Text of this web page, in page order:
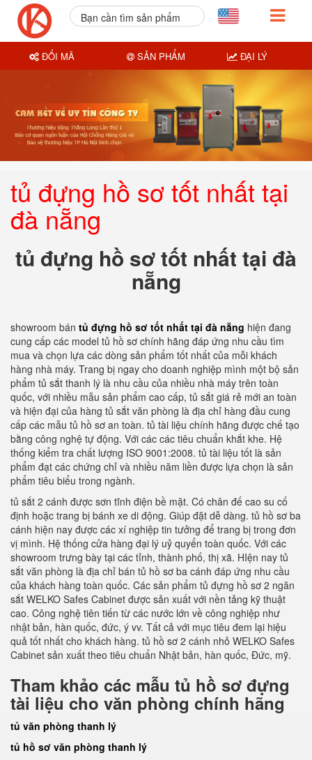
tủ đựng hồ sơ tốt nhất tại
đà nẵng
tủ đựng hồ sơ tốt nhất tại đà
nẵng
showroom bán tủ đựng hồ sơ tốt nhất tại đà nẵng hiện đang
cung cấp các model tủ hồ sơ chính hãng đáp ứng nhu cầu tìm
mua và chọn lựa các dòng sản phẩm tốt nhất của mỗi khách
hàng nhà máy. Trang bị ngay cho doanh nghiệp mình một bộ sản
phẩm tủ sắt thanh lý là nhu cầu của nhiều nhà máy trên toàn
quốc, với nhiều mẫu sản phẩm cao cấp, tủ sắt giá rẻ mới an toàn
và hiện đại của hàng tủ sắt văn phòng là địa chỉ hàng đầu cung
cấp các mẫu tủ hồ sơ an toàn. tủ tài liệu chính hãng được chế tạo
bằng công nghệ tự động. Với các các tiêu chuẩn khắt khe. Hệ
thống kiểm tra chất lượng ISO 9001:2008. tủ tài liệu tốt là sản
phẩm đạt các chứng chỉ và nhiều năm liền được lựa chọn là sản
phẩm tiêu biểu trong ngành.
tủ sắt 2 cánh được sơn tĩnh điện bề mặt. Có chân đế cao su cố
định hoặc trang bị bánh xe di động. Giúp đặt dễ dàng. tủ hồ sơ ba
cánh hiện nay được các xí nghiệp tin tưởng để trang bị trong đơn
vị mình. Hệ thống cửa hàng đại lý uỷ quyển toàn quốc. Với các
showroom trưng bày tại các tỉnh, thành phố, thị xã. HIện nay tủ
sắt văn phòng là địa chỉ bán tủ hồ sơ ba cánh đáp ứng nhu cầu
của khách hàng toàn quốc. Các sản phẩm tủ đựng hồ sơ 2 ngăn
sắt WELKO Safes Cabinet được sản xuất với nền tảng kỹ thuật
cao. Công nghệ tiên tiến từ các nước lớn về công nghiệp như
nhật bản, hàn quốc, đức, ý vv. Tất cả với mục tiêu đem lại hiệu
quả tốt nhất cho khách hàng. tủ hồ sơ 2 cánh nhỏ WELKO Safes
Cabinet sản xuất theo tiêu chuẩn Nhật bản, hàn quốc, Đức, mỹ.
Tham khảo các mẫu tủ hồ sơ đựng
tài liệu cho văn phòng chính hãng
tủ văn phòng thanh lý
tủ hồ sơ văn phòng thanh lý
Bạn cần tìm sản phẩm
ĐỔI MÃ SẢN PHẨM ĐẠI LÝ